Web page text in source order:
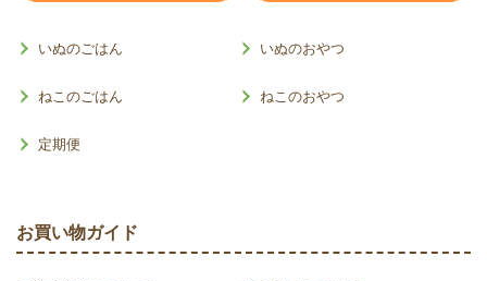
いぬのごはん いぬのおやつ
ねこのごはん ねこのおやつ
定期便
お買い物ガイド